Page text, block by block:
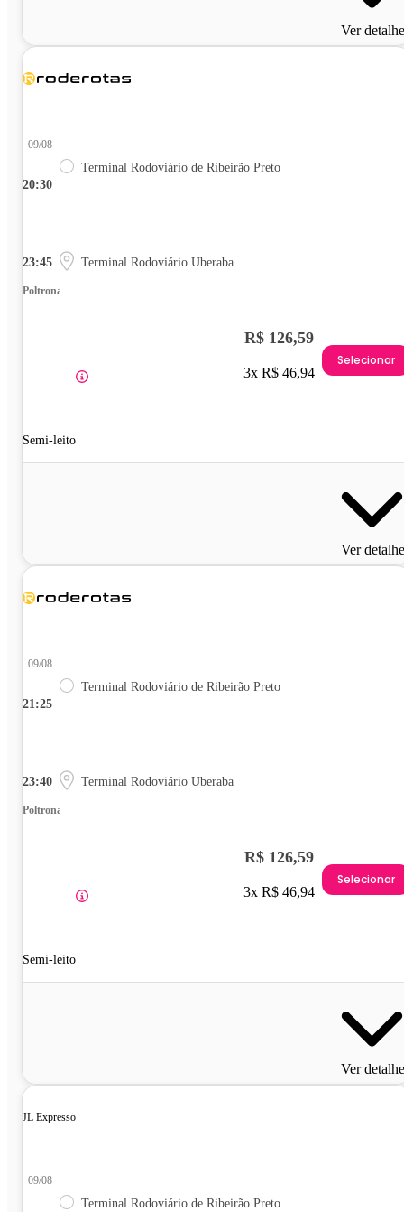
Ver
20:30
09/08
Terminal Rodoviário de Ribeirão Preto
23:45 Terminal Rodoviário Uberaba
Poltrona
Semi-leito
R$ 126,59
3x R$ 46,94
Selecionar
Ver
21:25
09/08
Terminal Rodoviário de Ribeirão Preto
23:40 Terminal Rodoviário Uberaba
Poltrona
Semi-leito
R$ 126,59
3x R$ 46,94
Selecionar
Ver
JL Expresso
09/08
Terminal Rodoviário de Ribeirão Preto